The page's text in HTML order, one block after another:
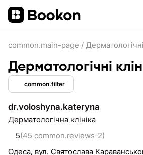
common.main-page /
Дерматологічні
common.filter
dr.voloshyna.kateryna
Дерматологічна клініка
5(45 common.reviews-2)
Одеса, вул. Святослава